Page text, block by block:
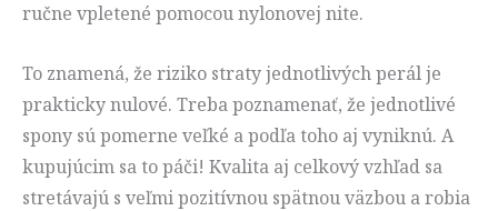
ručne vpletené pomocou nylonovej nite.
To znamená, že riziko straty jednotlivých perál je
prakticky nulové. Treba poznamenať, že jednotlivé
spony sú pomerne veľké a podľa toho aj vyniknú. A
kupujúcim sa to páči! Kvalita aj celkový vzhľad sa
stretávajú s veľmi pozitívnou spätnou väzbou a robia